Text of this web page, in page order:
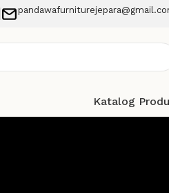
Katalog